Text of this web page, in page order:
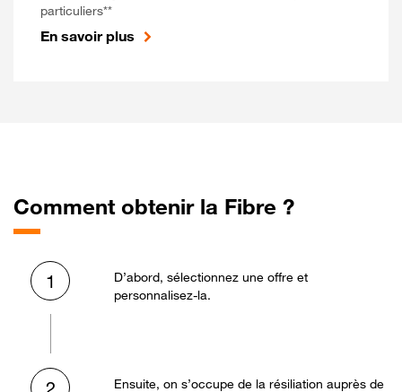
particuliers**
En savoir plus
Comment obtenir la Fibre ?
1
D’abord, sélectionnez une offre et
personnalisez-la.
Ensuite, on s’occupe de la résiliation auprès de